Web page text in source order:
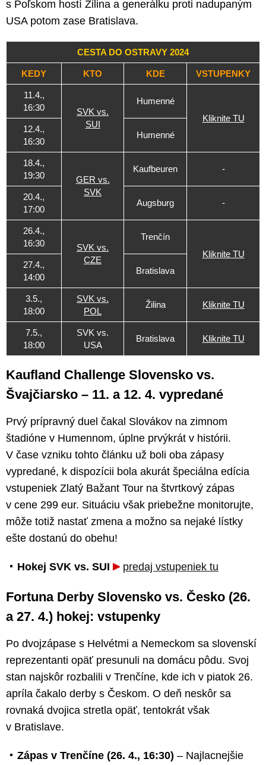
s Poľskom hostí Žilina a generálku proti nadupaným
USA potom zase Bratislava.
CESTA DO OSTRAVY 2024
KEDY KTO KDE VSTUPENKY
11.4.,
16:30
SVK vs.
SUI
Humenné
Kliknite TU
12.4.,
16:30
Humenné
18.4.,
19:30
GER vs.
SVK
Kaufbeuren -
20.4.,
17:00
Augsburg -
26.4.,
16:30
SVK vs.
CZE
Trenčín
Kliknite TU
27.4.,
14:00
Bratislava
3.5.,
18:00
SVK vs.
POL
Žilina Kliknite TU
7.5.,
18:00
SVK vs.
USA
Bratislava Kliknite TU
Kaufland Challenge Slovensko vs.
Švajčiarsko – 11. a 12. 4. vypredané
Prvý prípravný duel čakal Slovákov na zimnom
štadióne v Humennom, úplne prvýkrát v histórii.
V čase vzniku tohto článku už boli oba zápasy
vypredané, k dispozícii bola akurát špeciálna edícia
vstupeniek Zlatý Bažant Tour na štvrtkový zápas
v cene 299 eur. Situáciu však priebežne monitorujte,
môže totiž nastať zmena a možno sa nejaké lístky
ešte dostanú do obehu!
Hokej SVK vs. SUI predaj vstupeniek tu
Fortuna Derby Slovensko vs. Česko (26.
a 27. 4.) hokej: vstupenky
Po dvojzápase s Helvétmi a Nemeckom sa slovenskí
reprezentanti opäť presunuli na domácu pôdu. Svoj
stan najskôr rozbalili v Trenčíne, kde ich v piatok 26.
apríla čakalo derby s Českom. O deň neskôr sa
rovnaká dvojica stretla opäť, tentokrát však
v Bratislave.
Zápas v Trenčíne (26. 4., 16:30) – Najlacnejšie